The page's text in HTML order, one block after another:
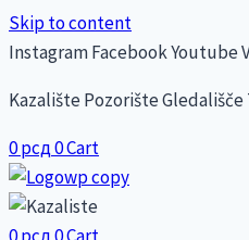
Skip to content
InstagramFacebookYoutube
Kazalište Pozorište Gledališče
0рсд0Cart